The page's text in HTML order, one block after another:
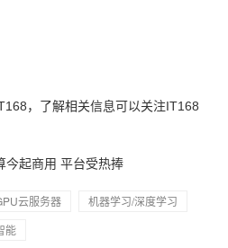
，了解相关信息可以关注IT168
今起商用 平台受热捧
云服务器
机器学习/深度学习
能